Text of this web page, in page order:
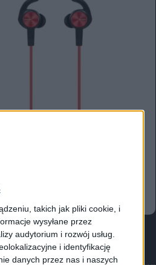
takich jak pliki cookie, i
wysyłane przez
audytorium i rozwój usług.
i identyfikację
danych przez nas i naszych